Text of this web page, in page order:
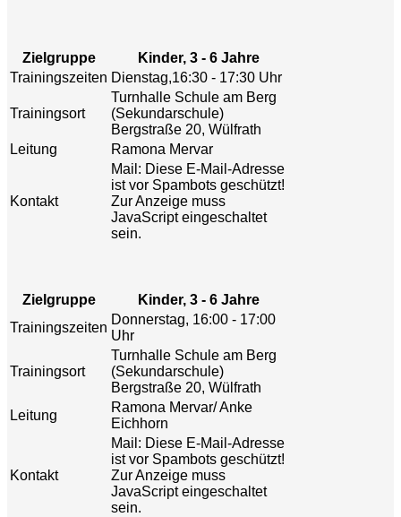
Zielgruppe
Kinder, 3 - 6 Jahre
Trainingszeiten Dienstag,16:30 - 17:30 Uhr
Trainingsort
Turnhalle Schule am Berg
(Sekundarschule)
Bergstraße 20, Wülfrath
Leitung
Ramona Mervar
Kontakt
Mail: Diese E-Mail-Adresse
ist vor Spambots geschützt!
Zur Anzeige muss
JavaScript eingeschaltet
sein.
Zielgruppe
Kinder, 3 - 6 Jahre
Trainingszeiten
Donnerstag, 16:00 - 17:00
Uhr
Trainingsort
Turnhalle Schule am Berg
(Sekundarschule)
Bergstraße 20, Wülfrath
Leitung
Ramona Mervar/ Anke
Eichhorn
Kontakt
Mail: Diese E-Mail-Adresse
ist vor Spambots geschützt!
Zur Anzeige muss
JavaScript eingeschaltet
sein.